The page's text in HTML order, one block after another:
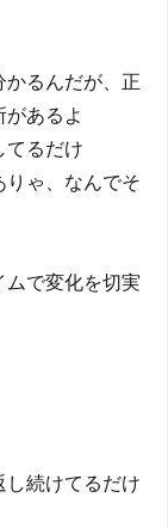
かるんだが、正
あるよ
てるだけ
りゃ、なんでそ
ムで変化を切実
し続けてるだけ